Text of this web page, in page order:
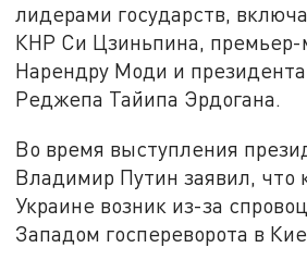
лидерами государств,
КНР Си Цзиньпина,
Нарендру Моди и
Реджепа Тайипа Эрдогана.
Во время выступления
Владимир Путин заявил, что
Украине возник из-за
Западом госпереворота в